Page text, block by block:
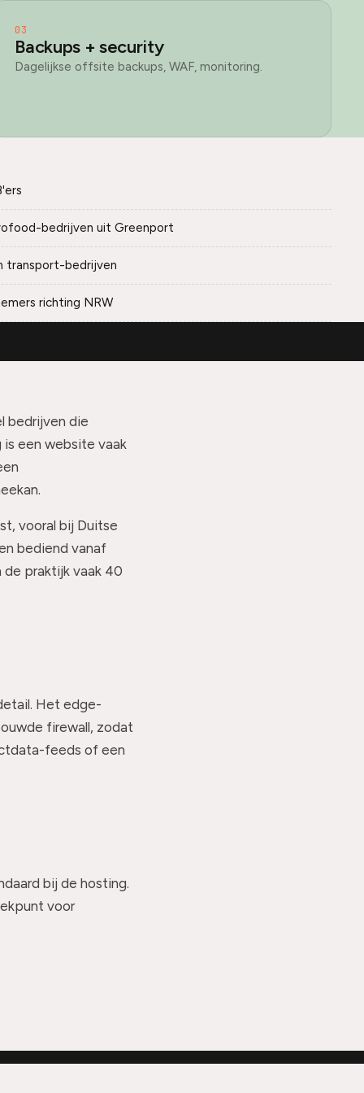
03
Backups + security
Dagelijkse offsite backups, WAF, monitoring.
bedrijven uit Greenport
transport-bedrijven
richting NRW
bedrijven die
een website vaak
vooral bij Duitse
bediend vanaf
de praktijk vaak 40
Het edge-
firewall, zodat
feeds of een
bij de hosting.
voor